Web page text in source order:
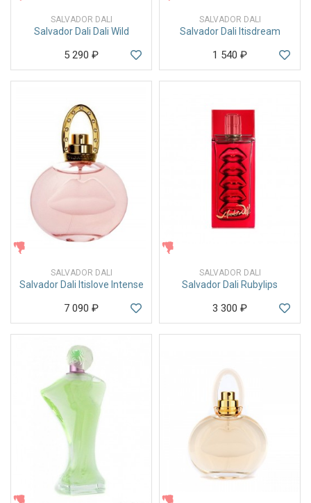
SALVADOR DALI
Salvador Dali Dali Wild
5 290 ₽
SALVADOR DALI
Salvador Dali Itisdream
1 540 ₽
SALVADOR DALI
Salvador Dali Itislove Intense
7 090 ₽
SALVADOR DALI
Salvador Dali Rubylips
3 300 ₽